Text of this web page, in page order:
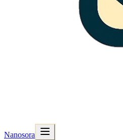
Nanosora